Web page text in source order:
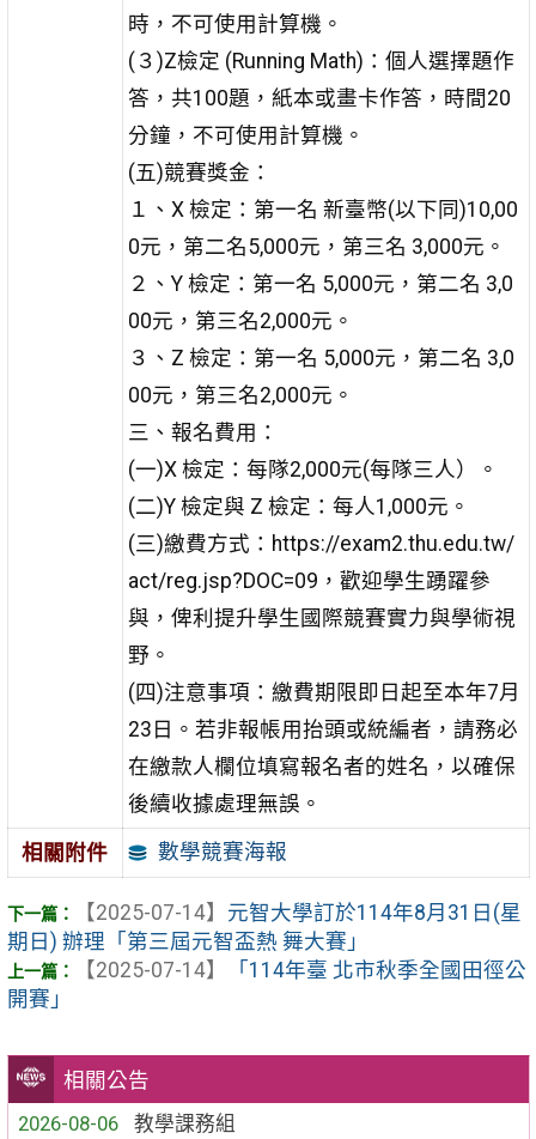
相關公告
2026-08-06
教學課務組
時，不可使用計算機。
(３)Z檢定 (Running Math)：個人選擇題作
答，共100題，紙本或畫卡作答，時間20
分鐘，不可使用計算機。
(五)競賽獎金：
１、X 檢定：第一名 新臺幣(以下同)10,00
0元，第二名5,000元，第三名 3,000元。
２、Y 檢定：第一名 5,000元，第二名 3,0
00元，第三名2,000元。
３、Z 檢定：第一名 5,000元，第二名 3,0
00元，第三名2,000元。
三、報名費用：
(一)X 檢定：每隊2,000元(每隊三人）。
(二)Y 檢定與 Z 檢定：每人1,000元。
(三)繳費方式：https://exam2.thu.edu.tw/
act/reg.jsp?DOC=09，歡迎學生踴躍參
與，俾利提升學生國際競賽實力與學術視
野。
(四)注意事項：繳費期限即日起至本年7月
23日。若非報帳用抬頭或統編者，請務必
在繳款人欄位填寫報名者的姓名，以確保
後續收據處理無誤。
相關附件 數學競賽海報
【2025-07-14】 元智大學訂於114年8月31日(星
期日) 辦理「第三屆元智盃熱 舞大賽」
【2025-07-14】
「114年臺 北市秋季全國田徑公
開賽」